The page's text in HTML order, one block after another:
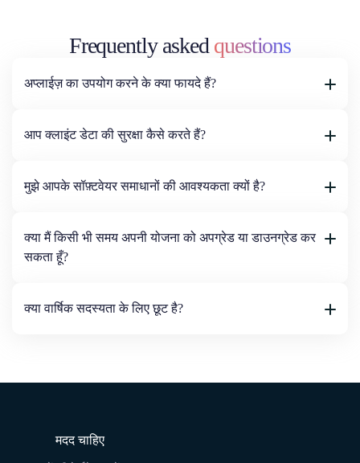
Frequently asked questions
अप्लाईज़ का उपयोग करने के क्या फायदे हैं?
आप क्लाइंट डेटा की सुरक्षा कैसे करते हैं?
मुझे आपके सॉफ़्टवेयर समाधानों की आवश्यकता क्यों है?
क्या मैं किसी भी समय अपनी योजना को अपग्रेड या डाउनग्रेड कर
सकता हूँ?
क्या वार्षिक सदस्यता के लिए छूट है?
मदद चाहिए